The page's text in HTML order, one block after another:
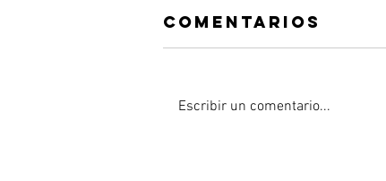
Comentarios
Escribir un comentario...